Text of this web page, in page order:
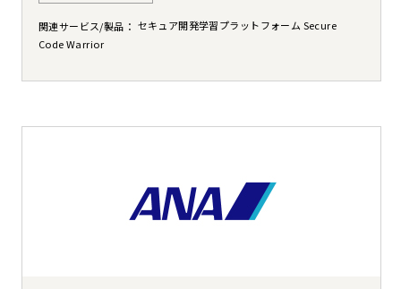
関連サービス/製品
セキュア開発学習プラットフォーム Secure
Code Warrior